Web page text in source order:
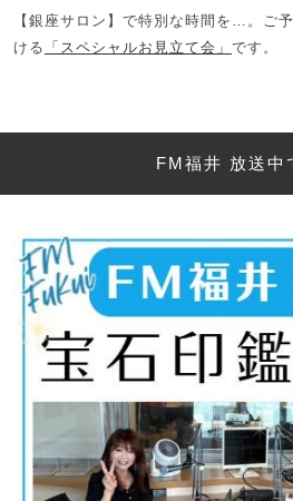
【銀座サロン】で特別な時間を…。ご
ける 「スペシャルお見立て会」 です。
FM福井 放送中